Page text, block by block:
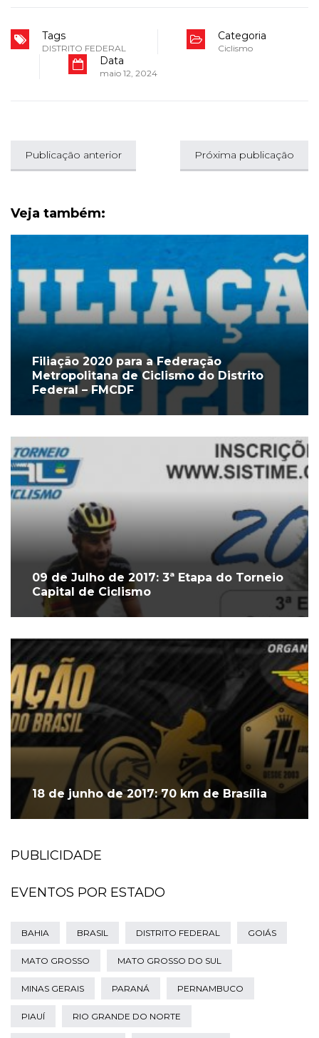
Tags
DISTRITO FEDERAL
Categoria
Ciclismo
Data
maio 12, 2024
Publicação anterior Próxima publicação
Veja também:
Filiação 2020 para a Federação
Metropolitana de Ciclismo do Distrito
Federal – FMCDF
09 de Julho de 2017: 3ª Etapa do Torneio
Capital de Ciclismo
18 de junho de 2017: 70 km de Brasília
PUBLICIDADE
EVENTOS POR ESTADO
BAHIA BRASIL DISTRITO FEDERAL GOIÁS
MATO GROSSO MATO GROSSO DO SUL
MINAS GERAIS PARANÁ PERNAMBUCO
PIAUÍ RIO GRANDE DO NORTE